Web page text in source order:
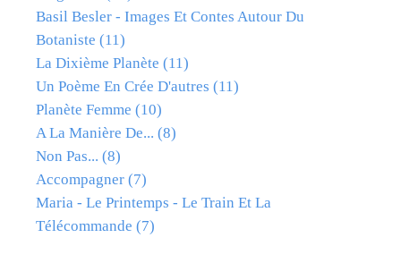
Basil Besler - Images Et Contes Autour Du
Botaniste (11)
La Dixième Planète (11)
Un Poème En Crée D'autres (11)
Planète Femme (10)
A La Manière De... (8)
Non Pas... (8)
Accompagner (7)
Maria - Le Printemps - Le Train Et La
Télécommande (7)